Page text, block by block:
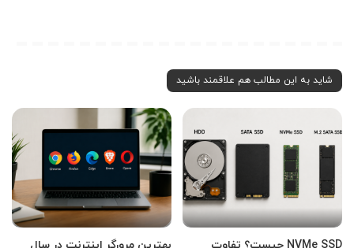
شاید به این مطالب هم علاقمند باشید
NVMe SSD چیست؟ تفاوت
بهترین مرورگر اینترنت در سال